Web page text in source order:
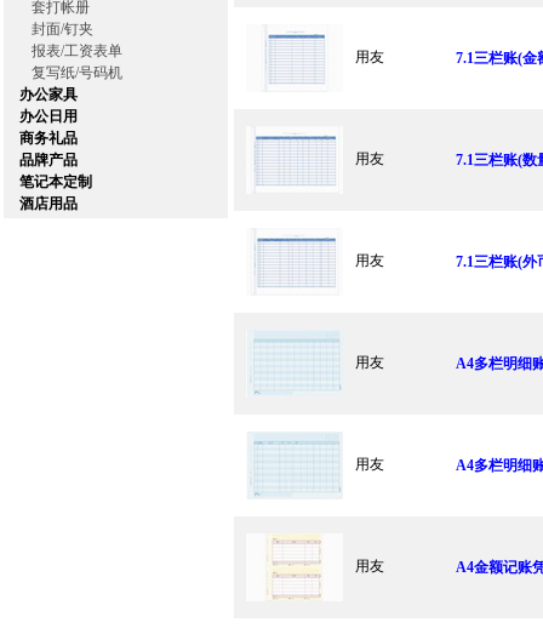
套打帐册
封面/钉夹
报表/工资表单
复写纸/号码机
办公家具
办公日用
商务礼品
品牌产品
笔记本定制
酒店用品
用友 7.1三栏账(金
用友 7.1三栏账(数
用友 7.1三栏账(外
用友 A4多栏明细
用友 A4多栏明细
用友 A4金额记账